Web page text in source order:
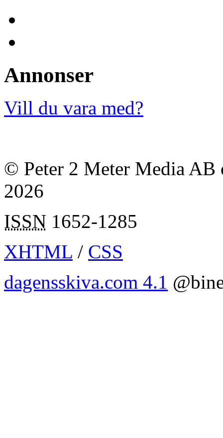
Annonser
Vill du vara med?
© Peter 2 Meter Media AB
2026
ISSN 1652-1285
XHTML / CSS
dagensskiva.com 4.1